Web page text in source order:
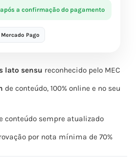
lato sensu reconhecido pelo MEC
de conteúdo, 100% online e no seu
conteúdo sempre atualizado
por nota mínima de 70%
a confirmação do pagamento
Mercado Pago